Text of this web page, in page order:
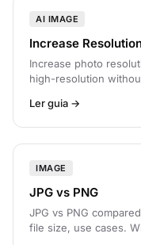
AI IMAGE
Increase
Increase photo
high-resolution
Ler guia →
IMAGE
JPG vs PNG
JPG vs PNG
file size, use cases.